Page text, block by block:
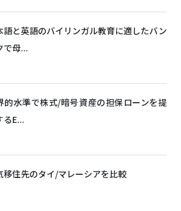
語と英語のバイリンガル教育に適したバン
で母...
的水準で株式/暗号資産の担保ローンを提
るE...
移住先のタイ/マレーシアを比較